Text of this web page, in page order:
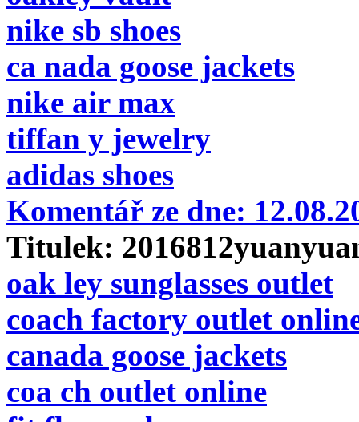
nike sb shoes
ca nada goose jackets
nike air max
tiffan y jewelry
adidas shoes
Komentář ze dne:
Titulek:
oak ley sunglasses outlet
coach factory outlet
canada goose jackets
coa ch outlet online